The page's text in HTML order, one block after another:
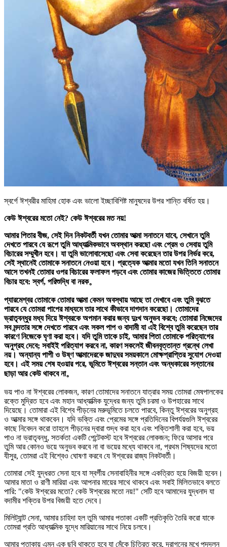
স্বর্গে ঈশ্বরীর মাহিমা হোক এবং ভালো ইচ্ছাবিশিষ্ট মানুষদের উপর শান্তি বর্ষিত হয়।
কেউ ঈশ্বরের মতো নেই? কেউ ঈশ্বরের মত নয়!
আমার পিতার বীজ, সেই দিন নিকটবর্তী যখন তোমার আত্মা সনাতনে যাবে, সেখানে তুমি
দেখতে পারবে যে রূপে তুমি আধ্যাত্মিকভাবে অবস্থান করছো এবং প্রেম ও সেবায় তুমি
বিচারের সম্মুখীন হবে। যা তুমি ভালোবাসেছো এবং সেবা করেছেন তার উপর নির্ভর করে,
সেই স্থানেই তোমাকে সনাতনে নেওয়া হবে। প্রত্যেক আত্মার মতো যখন তিনি সনাতনে
আসে তখনই তোমার ওপর বিচারের ফলাফল পড়বে এবং তোমার কাজের ভিত্তিতে তোমার
বিচার হবে: স্বর্গ, পরিশুদ্ধি বা নরক。
প্যারমেশ্বর তোমাকে তোমার আত্মা কেমন অবস্থায় আছে তা দেখাবে এবং তুমি বুঝতে
পারবে যে তোমরা পাপের মাধ্যমে তার সাথে কীভাবে দাগদান করেছো। তোমাদের
ভ্রাতৃবন্ধুর মধ্য দিয়ে ঈশ্বরকে অপমান করার জন্য দুঃখ অনুভব করবে; তোমারা নিজেদের
সব মন্দতার সঙ্গে দেখতে পারবে এবং সকল পাপ ও বাদামী যা এই বিশ্বে তুমি করেছেন তার
কারণে নিজেকে ঘৃণা করা হবে। যদি তুমি তাকে চাই, আমার পিতা তোমাকে পরিত্যাগের
অনুগ্রহ দেবে; সবাইই পরিত্যাগ করবে না, কারণ সকলেই জীবনবৃত্তান্ত গ্রন্থে লেখা
নয়। অন্যান্য পাপী ও উষ্ণ আত্মাদেরকে জাদুঘর সময়কালে মোক্ষপ্রাপ্তির সুযোগ দেওয়া
হবে। এই সময় শেষ হওয়ার পরে, ভূমিতে ঈশ্বরের সন্তান এবং অন্ধকারের সন্তানের
ছাড়া আর কেউ থাকবে না。
ভয় পাও না ঈশ্বরের লোকজন, কারণ তোমাদের সনাতনে যাত্রার সময় তোমরা মেষপালকের
রক্তে মুদ্রিত হবে এবং মহান আধ্যাত্মিক যুদ্ধের জন্য তুমি চরমা ও উপহারের সাথে
দিয়েছে। তোমারা এই বিশ্বে পীড়নের মরুভূমিতে চলতে পারবে, কিন্তু ঈশ্বরের অনুগ্রহ
ও আত্মার সঙ্গে থাকবেন। যদি ভক্তি এবং প্রেমের সঙ্গে প্রতিদিনের বিপর্যয়গুলি ঈশ্বরের
কাছে নিবেদন করো তাহলে পীড়নের দ্বারা শুদ্ধ করা হবে এবং শক্তিশালী করা হবে, ভয়
পাও না ভ্রাতৃবন্ধু, সতর্কতা একটি পেন্টেকস্ট হবে ঈশ্বরের লোকজন; ফিরে আসার পরে
তুমি আর কোনও ভয়ে অনুভব করবে না বা ভয়ের মধ্যে থাকবে না, প্রথম শিষ্যদের মতো
যীসুর, তোমরা এই বিশ্বেও ঘোষণা করবে যে ঈশ্বরের রাজ্য নিকটবর্তী।
তোমারা সেই যুদ্ধরত সেনা হবে যা স্বর্গীয় সেনাবাহিনীর সঙ্গে একত্রিত হয়ে বিজয়ী হবেন।
আমার মাতা ও রাণী মারিয়া এবং আপনার মায়ের সাথে থাকবে এবং সবাই মিলিতভাবে বলতে
পারি: "কেউ ঈশ্বরের মতো? কেউ ঈশ্বরের মতো নয়!" সেটি হবে আমাদের যুদ্ধনাদ যা
বদামীর শক্তির উপর বিজয়ী হতে দেবে।
মিলিট্যান্ট সেনা, আমার চাহিদা হল তুমি আমার পতাকা একটি প্রতিকৃতি তৈরি করো যাকে
তোমরা প্রতি আধ্যাত্মিক যুদ্ধে মারিয়ানের সাথে নিয়ে চলবে।
আমার পতাকায় এমন এক ছবি থাকতে হবে যা মেঁকে চিত্রিত করে, দ্রাগনের মুখে পদদলন